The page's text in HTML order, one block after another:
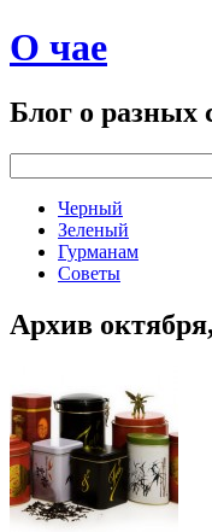
О чае
Блог о разных
Черный
Зеленый
Гурманам
Советы
Архив